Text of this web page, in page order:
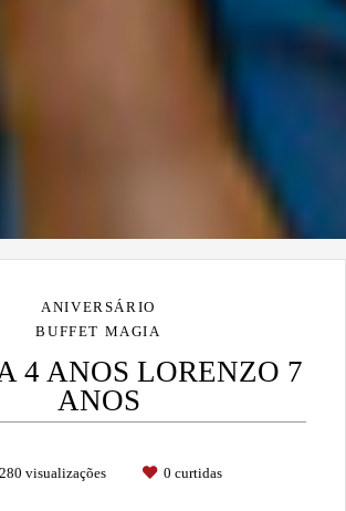
ANIVERSÁRIO
BUFFET MAGIA
4 ANOS LORENZO 7
ANOS
280 visualizações 0 curtidas